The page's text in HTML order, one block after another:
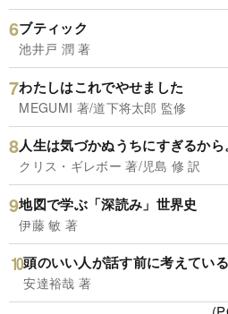
ブティック
池井戸 潤 著
わたしはこれでやせました
MEGUMI 著/道下将太郎 監修
人生は気づかぬうちにすぎるから
クリス・ギレボー 著/児島 修 訳
地図で学ぶ「深読み」世界史
伊藤 敏 著
頭のいい人が話す前に考えてい
安達裕哉 著